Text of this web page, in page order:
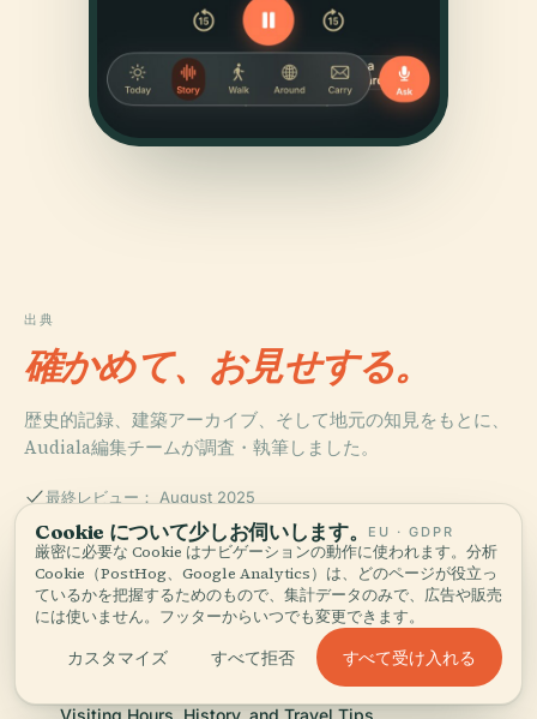
出典
確かめて、お見せする。
歴史的記録、建築アーカイブ、そして地元の知見をもとに、
Audiala編集チームが調査・執筆しました。
最終レビュー： August 2025
Visiting the Monument to the Italian Resistance in Milan:
History, Significance, and Practical Information
Memorial to the Fallen for the Resistance in Milan:
Visiting Hours, History, and Travel Tips
Cookie について少しお伺いします。 EU · GDPR
厳密に必要な Cookie はナビゲーションの動作に使われます。分析
Cookie（PostHog、Google Analytics）は、どのページが役立っ
ているかを把握するためのもので、集計データのみで、広告や販売
には使いません。フッターからいつでも変更できます。
カスタマイズ すべて拒否 すべて受け入れる